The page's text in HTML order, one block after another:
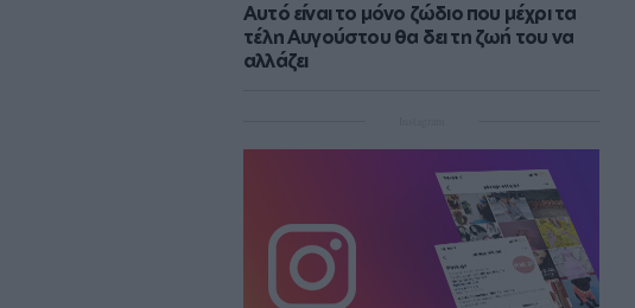
Αυτό είναι το μόνο ζώδιο που μέχρι τα
τέλη Αυγούστου θα δει τη ζωή του να
αλλάζει